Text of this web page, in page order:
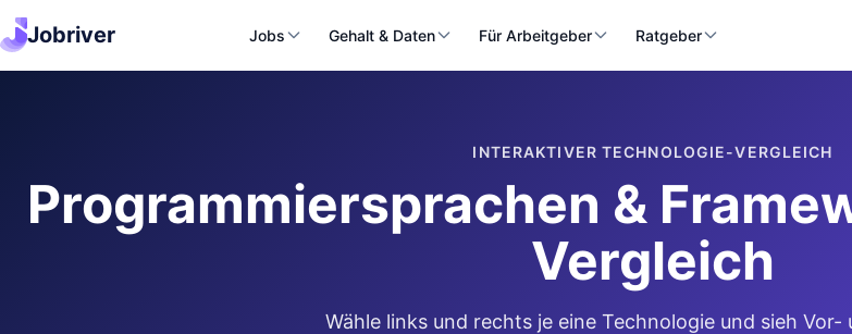
Jobriver Jobs Gehalt & Daten Für Arbeitgeber Ratgeber
INTERAKTIVER TECHNOLOGIE-VERGLEICH
Programmiersprachen &
Vergleich
Wähle links und rechts je eine Technologie und sieh Vor-